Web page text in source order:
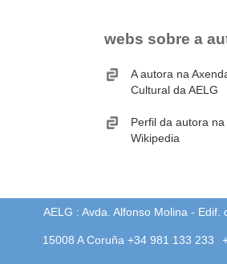
webs sobre a
A autora na
Cultural da AELG
Perfil da autora na
Wikipedia
AELG : Avda. Alfonso Molina - Edif.
15008 A Coruña +34 981 133 233